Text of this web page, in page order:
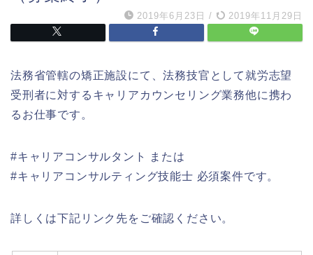
2019年6月23日 / 2019年11月29日
法務省管轄の矯正施設にて、法務技官として就労志望
受刑者に対するキャリアカウンセリング業務他に携わ
るお仕事です。
#キャリアコンサルタント または
#キャリアコンサルティング技能士 必須案件です。
詳しくは下記リンク先をご確認ください。